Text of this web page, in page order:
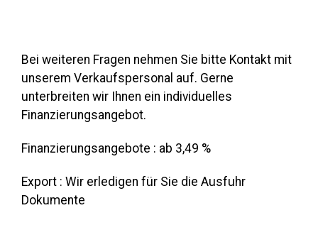
Bei weiteren Fragen nehmen Sie bitte Kontakt mit
unserem Verkaufspersonal auf. Gerne
unterbreiten wir Ihnen ein individuelles
Finanzierungsangebot.
Finanzierungsangebote : ab 3,49 %
Export : Wir erledigen für Sie die Ausfuhr
Dokumente